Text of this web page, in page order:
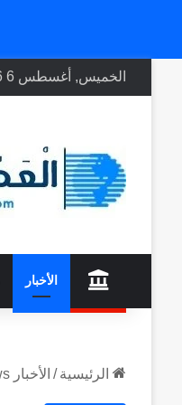
الخميس, أغسطس 6 2026
الأخبار
الرئيسية / الأخبار News